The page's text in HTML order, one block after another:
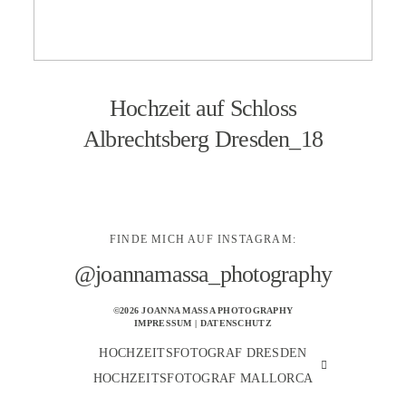
Hochzeit auf Schloss
Albrechtsberg Dresden_18
FINDE MICH AUF INSTAGRAM:
@joannamassa_photography
©2026 JOANNA MASSA PHOTOGRAPHY
IMPRESSUM | DATENSCHUTZ
HOCHZEITSFOTOGRAF DRESDEN
HOCHZEITSFOTOGRAF MALLORCA